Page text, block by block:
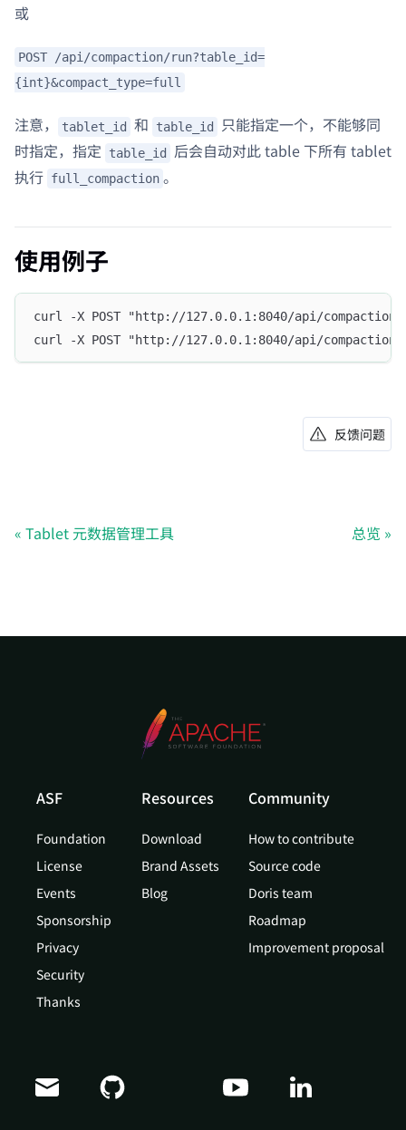
或
POST /api/compaction/run?table_id=
{int}&compact_type=full
注意， tablet_id 和 table_id
只能指定一个，不能够同
时指定，指定
table_id
后会自动对此 table 下所有 tablet
执行 full_compaction 。
使用例子
curl -X POST "http://127.0.0.1:8040/api/compaction/
curl -X POST "http://127.0.0.1:8040/api/compaction/
反馈问题
Tablet 元数据管理工具 总览
ASF
Foundation
License
Events
Sponsorship
Privacy
Security
Thanks
Resources
Download
Brand Assets
Blog
Community
How to contribute
Source code
Doris team
Roadmap
Improvement proposal